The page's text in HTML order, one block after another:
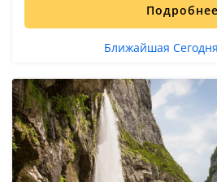
Подробнее
Ближайшая